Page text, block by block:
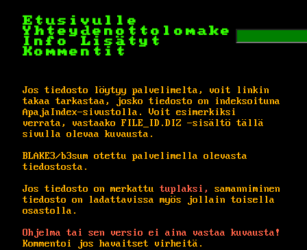
Etusivulle
Yhteydenottolomake
Info
Lisätyt
Kommentit
Jos tiedosto löytyy palvelimelta, voit linkin
takaa tarkastaa, josko tiedosto on indeksoituna
ApajaIndex-sivustolla. Voit esimerkiksi
verrata, vastaako FILE_ID.DIZ -sisältö tällä
sivulla olevaa kuvausta.
BLAKE3/b3sum otettu palvelimella olevasta
tiedostosta.
Jos tiedosto on merkattu tuplaksi,
samanniminen
tiedosto on ladattavissa myös jollain toisella
osastolla.
Ohjelma tai sen versio ei aina vastaa kuvausta!
Kommentoi jos havaitset virheitä.